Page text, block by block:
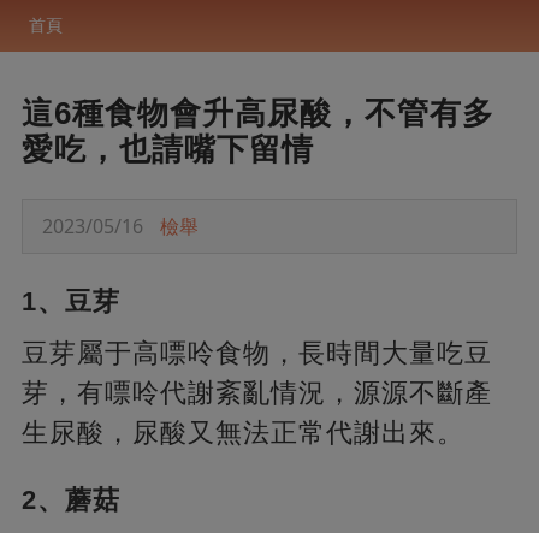
首頁
這6種食物會升高尿酸，不管有多
愛吃，也請嘴下留情
2023/05/16 檢舉
1、豆芽
豆芽屬于高嘌呤食物，長時間大量吃豆
芽，有嘌呤代謝紊亂情況，源源不斷產
生尿酸，尿酸又無法正常代謝出來。
2、蘑菇